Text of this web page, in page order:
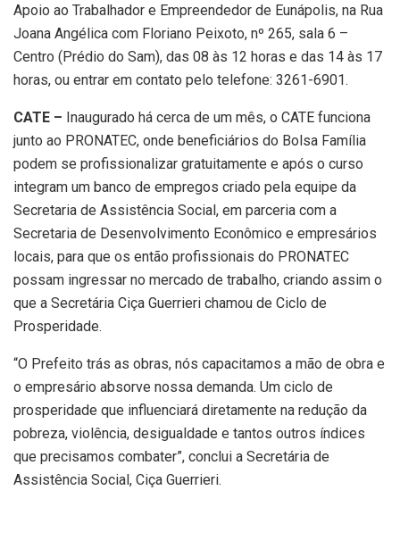
Apoio ao Trabalhador e Empreendedor de Eunápolis, na Rua
Joana Angélica com Floriano Peixoto, nº 265, sala 6 –
Centro (Prédio do Sam), das 08 às 12 horas e das 14 às 17
horas, ou entrar em contato pelo telefone: 3261-6901.
CATE – Inaugurado há cerca de um mês, o CATE funciona
junto ao PRONATEC, onde beneficiários do Bolsa Família
podem se profissionalizar gratuitamente e após o curso
integram um banco de empregos criado pela equipe da
Secretaria de Assistência Social, em parceria com a
Secretaria de Desenvolvimento Econômico e empresários
locais, para que os então profissionais do PRONATEC
possam ingressar no mercado de trabalho, criando assim o
que a Secretária Ciça Guerrieri chamou de Ciclo de
Prosperidade.
“O Prefeito trás as obras, nós capacitamos a mão de obra e
o empresário absorve nossa demanda. Um ciclo de
prosperidade que influenciará diretamente na redução da
pobreza, violência, desigualdade e tantos outros índices
que precisamos combater”, conclui a Secretária de
Assistência Social, Ciça Guerrieri.